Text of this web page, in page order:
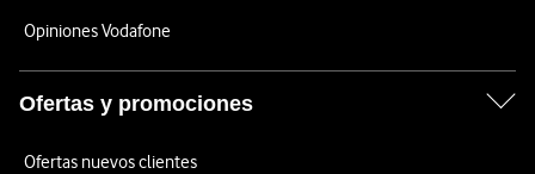
Opiniones Vodafone
Ofertas y promociones
Ofertas nuevos clientes